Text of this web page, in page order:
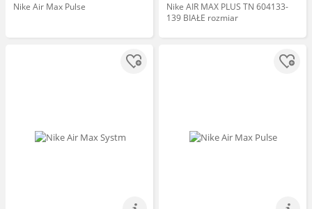
Nike Air Max Pulse
Nike AIR MAX PLUS TN 604133-
139 BIAŁE rozmiar